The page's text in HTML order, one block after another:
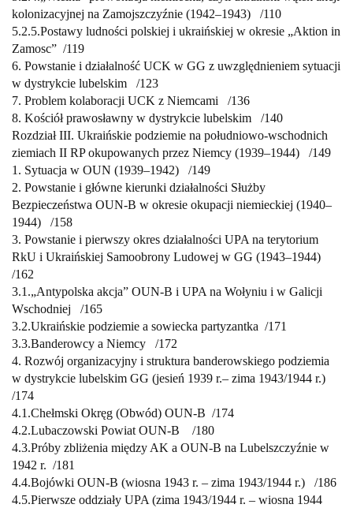
kolonizacyjnej na Zamojszczyźnie (1942–1943) /110
5.2.5.Postawy ludności polskiej i ukraińskiej w okresie „Aktion in
Zamosc” /119
6. Powstanie i działalność UCK w GG z uwzględnieniem sytuacji
w dystrykcie lubelskim /123
7. Problem kolaboracji UCK z Niemcami /136
8. Kościół prawosławny w dystrykcie lubelskim /140
Rozdział III. Ukraińskie podziemie na południowo-wschodnich
ziemiach II RP okupowanych przez Niemcy (1939–1944) /149
1. Sytuacja w OUN (1939–1942) /149
2. Powstanie i główne kierunki działalności Służby
Bezpieczeństwa OUN-B w okresie okupacji niemieckiej (1940–
1944) /158
3. Powstanie i pierwszy okres działalności UPA na terytorium
RkU i Ukraińskiej Samoobrony Ludowej w GG (1943–1944)
/162
3.1.„Antypolska akcja” OUN-B i UPA na Wołyniu i w Galicji
Wschodniej /165
3.2.Ukraińskie podziemie a sowiecka partyzantka /171
3.3.Banderowcy a Niemcy /172
4. Rozwój organizacyjny i struktura banderowskiego podziemia
w dystrykcie lubelskim GG (jesień 1939 r.– zima 1943/1944 r.)
/174
4.1.Chełmski Okręg (Obwód) OUN-B /174
4.2.Lubaczowski Powiat OUN-B /180
4.3.Próby zbliżenia między AK a OUN-B na Lubelszczyźnie w
1942 r. /181
4.4.Bojówki OUN-B (wiosna 1943 r. – zima 1943/1944 r.) /186
4.5.Pierwsze oddziały UPA (zima 1943/1944 r. – wiosna 1944